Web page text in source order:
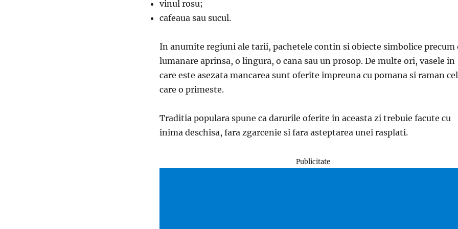
vinul rosu;
cafeaua sau sucul.
In anumite regiuni ale tarii, pachetele contin si obiecte simbolice precum
lumanare aprinsa, o lingura, o cana sau un prosop. De multe ori, vasele in
care este asezata mancarea sunt oferite impreuna cu pomana si raman
care o primeste.
Traditia populara spune ca darurile oferite in aceasta zi trebuie facute cu
inima deschisa, fara zgarcenie si fara asteptarea unei rasplati.
Publicitate